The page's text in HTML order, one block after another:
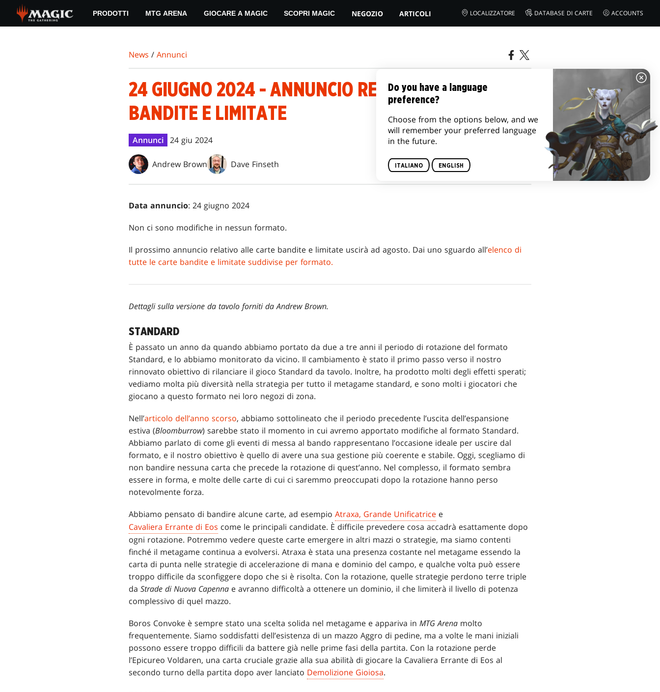
main
PRODOTTI MTG ARENA GIOCARE A MAGIC SCOPRI MAGIC NEGOZIO ARTICOLI LOCALIZZATORE DATABASE DI CARTE ACCOUNTS
News / Annunci
24 GIUGNO 2024 - ANNUNCIO RELATIVO ALLE CARTE
BANDITE E LIMITATE
Annunci 24 giu 2024
Andrew Brown Dave Finseth
Data annuncio: 24 giugno 2024
Non ci sono modifiche in nessun formato.
Il prossimo annuncio relativo alle carte bandite e limitate uscirà ad agosto. Dai uno sguardo all’elenco di
tutte le carte bandite e limitate suddivise per formato.
Dettagli sulla versione da tavolo forniti da Andrew Brown.
STANDARD
È passato un anno da quando abbiamo portato da due a tre anni il periodo di rotazione del formato
Standard, e lo abbiamo monitorato da vicino. Il cambiamento è stato il primo passo verso il nostro
rinnovato obiettivo di rilanciare il gioco Standard da tavolo. Inoltre, ha prodotto molti degli effetti sperati;
vediamo molta più diversità nella strategia per tutto il metagame standard, e sono molti i giocatori che
giocano a questo formato nei loro negozi di zona.
Nell’articolo dell’anno scorso, abbiamo sottolineato che il periodo precedente l’uscita dell’espansione
estiva (Bloomburrow) sarebbe stato il momento in cui avremo apportato modifiche al formato Standard.
Abbiamo parlato di come gli eventi di messa al bando rappresentano l’occasione ideale per uscire dal
formato, e il nostro obiettivo è quello di avere una sua gestione più coerente e stabile. Oggi, scegliamo di
non bandire nessuna carta che precede la rotazione di quest’anno. Nel complesso, il formato sembra
essere in forma, e molte delle carte di cui ci saremmo preoccupati dopo la rotazione hanno perso
notevolmente forza.
Abbiamo pensato di bandire alcune carte, ad esempio Atraxa, Grande Unificatrice e
Cavaliera Errante di Eos come le principali candidate. È difficile prevedere cosa accadrà esattamente dopo
ogni rotazione. Potremmo vedere queste carte emergere in altri mazzi o strategie, ma siamo contenti
finché il metagame continua a evolversi. Atraxa è stata una presenza costante nel metagame essendo la
carta di punta nelle strategie di accelerazione di mana e dominio del campo, e qualche volta può essere
troppo difficile da sconfiggere dopo che si è risolta. Con la rotazione, quelle strategie perdono terre triple
da Strade di Nuova Capenna e avranno difficoltà a ottenere un dominio, il che limiterà il livello di potenza
complessivo di quel mazzo.
Boros Convoke è sempre stato una scelta solida nel metagame e appariva in MTG Arena molto
frequentemente. Siamo soddisfatti dell’esistenza di un mazzo Aggro di pedine, ma a volte le mani iniziali
possono essere troppo difficili da battere già nelle prime fasi della partita. Con la rotazione perde
l’Epicureo Voldaren, una carta cruciale grazie alla sua abilità di giocare la Cavaliera Errante di Eos al
secondo turno della partita dopo aver lanciato Demolizione Gioiosa.
Do you have a language
preference?
Choose from the options below, and we
will remember your preferred language
in the future.
ITALIANO ENGLISH